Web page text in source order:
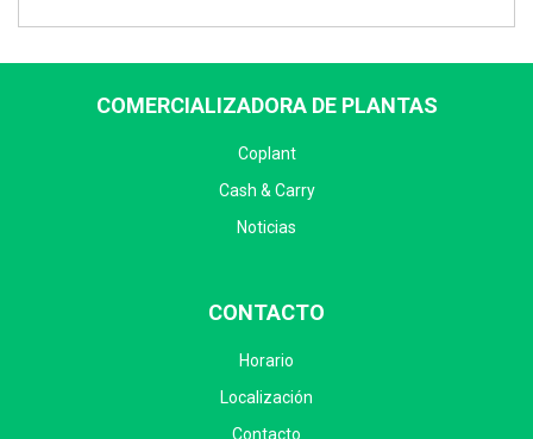
COMERCIALIZADORA DE PLANTAS
Coplant
Cash & Carry
Noticias
CONTACTO
Horario
Localización
Contacto